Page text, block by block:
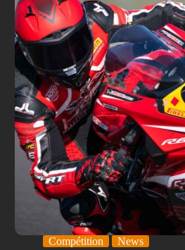
Compétition
News